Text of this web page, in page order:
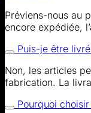
Préviens-nous au
encore expédiée,
Puis-je être
Non, les articles
fabrication. La
Pourquoi